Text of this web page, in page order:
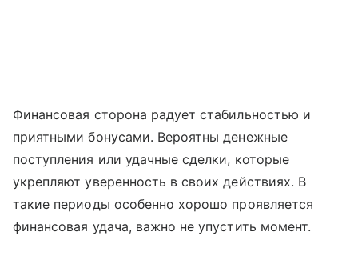
Финансовая сторона радует стабильностью и
приятными бонусами. Вероятны денежные
поступления или удачные сделки, которые
укрепляют уверенность в своих действиях. В
такие периоды особенно хорошо проявляется
финансовая удача, важно не упустить момент.